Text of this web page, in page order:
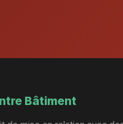
Bâtiment